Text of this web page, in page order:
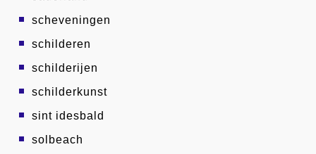
scheveningen
schilderen
schilderijen
schilderkunst
sint idesbald
solbeach